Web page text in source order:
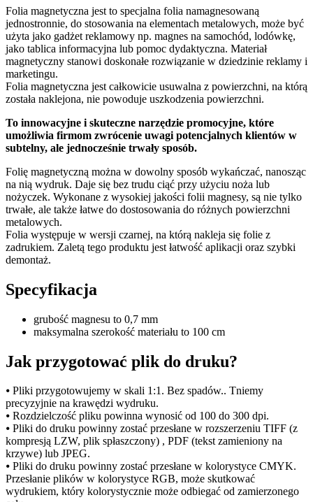
Folia magnetyczna jest to specjalna folia namagnesowaną
jednostronnie, do stosowania na elementach metalowych, może być
użyta jako gadżet reklamowy np. magnes na samochód, lodówkę,
jako tablica informacyjna lub pomoc dydaktyczna. Materiał
magnetyczny stanowi doskonałe rozwiązanie w dziedzinie reklamy i
marketingu.
Folia magnetyczna jest całkowicie usuwalna z powierzchni, na którą
została naklejona, nie powoduje uszkodzenia powierzchni.
To innowacyjne i skuteczne narzędzie promocyjne, które
umożliwia firmom zwrócenie uwagi potencjalnych klientów w
subtelny, ale jednocześnie trwały sposób.
Folię magnetyczną można w dowolny sposób wykańczać, nanosząc
na nią wydruk. Daje się bez trudu ciąć przy użyciu noża lub
nożyczek. Wykonane z wysokiej jakości folii magnesy, są nie tylko
trwałe, ale także łatwe do dostosowania do różnych powierzchni
metalowych.
Folia występuje w wersji czarnej, na którą nakleja się folie z
zadrukiem. Zaletą tego produktu jest łatwość aplikacji oraz szybki
demontaż.
Specyfikacja
grubość magnesu to 0,7 mm
maksymalna szerokość materiału to 100 cm
Jak przygotować plik do druku?
⦁ Pliki przygotowujemy w skali 1:1. Bez spadów.. Tniemy
precyzyjnie na krawędzi wydruku.
⦁ Rozdzielczość pliku powinna wynosić od 100 do 300 dpi.
⦁ Pliki do druku powinny zostać przesłane w rozszerzeniu TIFF (z
kompresją LZW, plik spłaszczony) , PDF (tekst zamieniony na
krzywe) lub JPEG.
⦁ Pliki do druku powinny zostać przesłane w kolorystyce CMYK.
Przesłanie plików w kolorystyce RGB, może skutkować
wydrukiem, który kolorystycznie może odbiegać od zamierzonego